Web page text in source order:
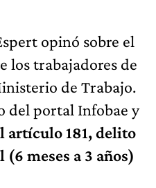
opinó sobre el
los trabajadores de
de Trabajo.
del portal Infobae y
artículo 181, delito
meses a 3 años)